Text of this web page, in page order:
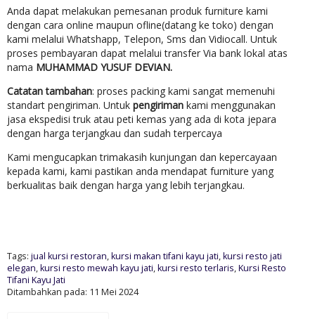
Anda dapat melakukan pemesanan produk furniture kami
dengan cara online maupun ofline(datang ke toko) dengan
kami melalui Whatshapp, Telepon, Sms dan Vidiocall. Untuk
proses pembayaran dapat melalui transfer Via bank lokal atas
nama MUHAMMAD YUSUF DEVIAN.
Catatan tambahan: proses packing kami sangat memenuhi
standart pengiriman. Untuk pengiriman kami menggunakan
jasa ekspedisi truk atau peti kemas yang ada di kota jepara
dengan harga terjangkau dan sudah terpercaya
Kami mengucapkan trimakasih kunjungan dan kepercayaan
kepada kami, kami pastikan anda mendapat furniture yang
berkualitas baik dengan harga yang lebih terjangkau.
Tags: jual kursi restoran,kursi makan tifani kayu jati,kursi resto jati
elegan,kursi resto mewah kayu jati,kursi resto terlaris,Kursi Resto
Tifani Kayu Jati
Ditambahkan pada: 11 Mei 2024